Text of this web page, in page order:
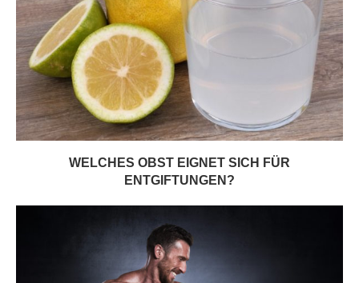
WELCHES OBST EIGNET SICH FÜR
ENTGIFTUNGEN?